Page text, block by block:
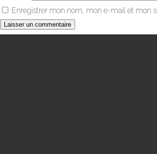
Enregistrer mon nom, mon e-mail et mon